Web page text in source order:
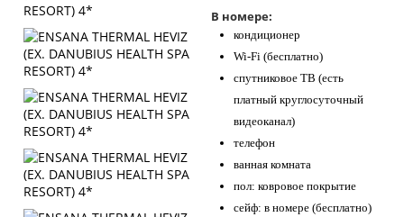
В номере:
кондиционер
Wi-Fi (бесплатно)
спутниковое ТВ (есть
платный круглосуточный
видеоканал)
телефон
ванная комната
пол: ковровое покрытие
сейф: в номере (бесплатно)